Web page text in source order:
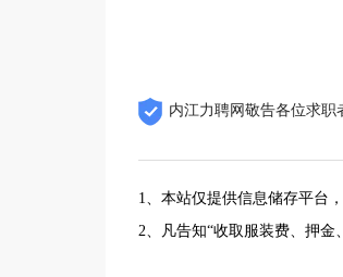
内江力聘网敬告各位求
1、本站仅提供信息储存平台
2、凡告知“收取服装费、押